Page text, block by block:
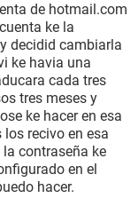
de hotmail.com
ke la
decidid cambiarla
ke havia una
cada tres
tres meses y
ke hacer en esa
recivo en esa
contraseña ke
en el
hacer.